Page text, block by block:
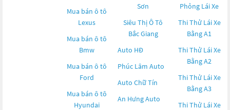
Mua bán ô tô
Lexus
Mua bán ô tô
Bmw
Mua bán ô tô
Ford
Mua bán ô tô
Hyundai
Sơn
Siêu Thị Ô Tô
Bắc Giang
Auto HĐ
Phúc Lâm Auto
Auto Chữ Tín
An Hưng Auto
Phỏng Lái Xe
Thi Thử Lái Xe
Bằng A1
Thi Thử Lái Xe
Bằng A2
Thi Thử Lái Xe
Bằng A3
Thi Thử Lái Xe